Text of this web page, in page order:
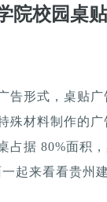
院校园桌
形式，桌贴广
殊材料制作的
占据 80%面积
起来看看贵州